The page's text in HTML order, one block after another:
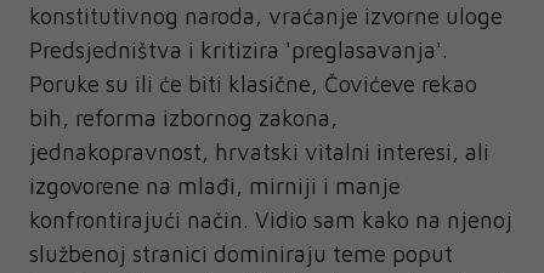
konstitutivnog naroda, vraćanje izvorne uloge
Predsjedništva i kritizira 'preglasavanja'.
Poruke su ili će biti klasične, Čovićeve rekao
bih, reforma izbornog zakona,
jednakopravnost, hrvatski vitalni interesi, ali
izgovorene na mlađi, mirniji i manje
konfrontirajući način. Vidio sam kako na njenoj
službenoj stranici dominiraju teme poput